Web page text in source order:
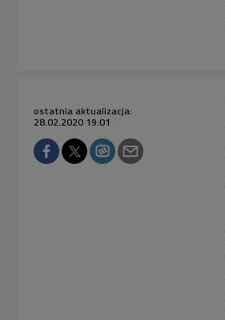
ostatnia aktualizacja:
28.02.2020 19:01